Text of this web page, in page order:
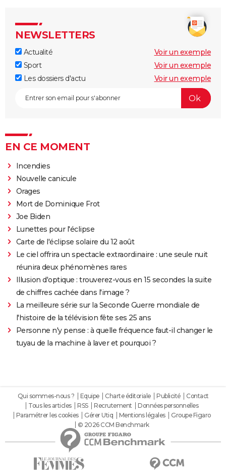
NEWSLETTERS
Actualité
Voir un exemple
Sport
Voir un exemple
Les dossiers d'actu
Voir un exemple
EN CE MOMENT
Incendies
Nouvelle canicule
Orages
Mort de Dominique Frot
Joe Biden
Lunettes pour l'éclipse
Carte de l'éclipse solaire du 12 août
Le ciel offrira un spectacle extraordinaire : une seule nuit
réunira deux phénomènes rares
Illusion d'optique : trouverez-vous en 15 secondes la suite
de chiffres cachée dans l'image ?
La meilleure série sur la Seconde Guerre mondiale de
l'histoire de la télévision fête ses 25 ans
Personne n'y pense : à quelle fréquence faut-il changer le
tuyau de la machine à laver et pourquoi ?
Qui sommes-nous ? Equipe Charte éditoriale Publicité
Contact
Tous les articles
RSS Recrutement
Données personnelles
Paramétrer les cookies
Gérer Utiq Mentions légales
Groupe Figaro
© 2026 CCM Benchmark